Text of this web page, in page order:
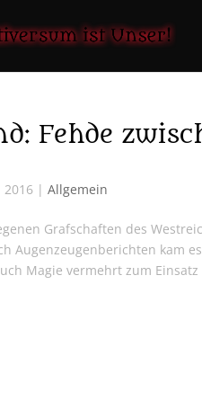
Fehde
2016 |Allgemein
Grafschaften des
Augenzeugenberichten kam
Magie vermehrt zum Einsatz